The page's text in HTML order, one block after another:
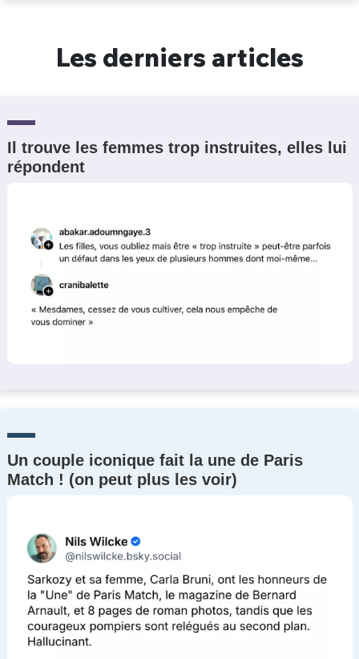
Les derniers articles
Il trouve les femmes trop instruites, elles lui
répondent
Un couple iconique fait la une de Paris
Match ! (on peut plus les voir)